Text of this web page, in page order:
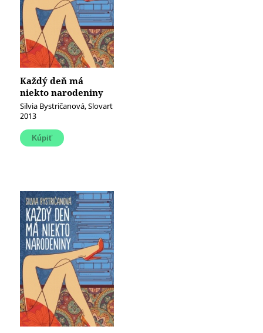
Každý deň má
niekto narodeniny
Silvia Bystričanová, Slovart
2013